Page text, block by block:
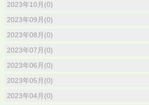
2023年10月(0)
2023年09月(0)
2023年08月(0)
2023年07月(0)
2023年06月(0)
2023年05月(0)
2023年04月(0)